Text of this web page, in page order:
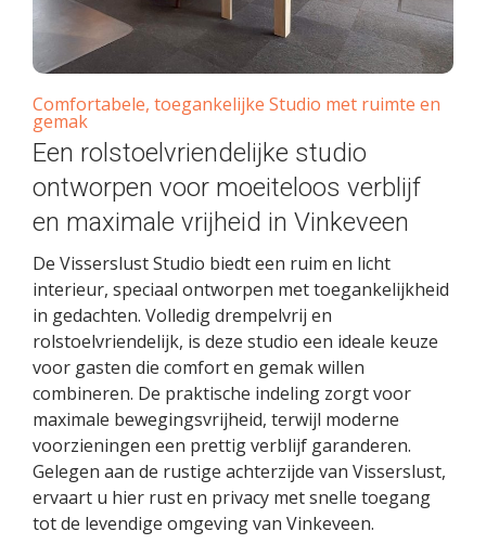
Comfortabele, toegankelijke Studio met ruimte en
gemak
Een rolstoelvriendelijke studio
ontworpen voor moeiteloos verblijf
en maximale vrijheid in Vinkeveen
De Visserslust Studio biedt een ruim en licht
interieur, speciaal ontworpen met toegankelijkheid
in gedachten. Volledig drempelvrij en
rolstoelvriendelijk, is deze studio een ideale keuze
voor gasten die comfort en gemak willen
combineren. De praktische indeling zorgt voor
maximale bewegingsvrijheid, terwijl moderne
voorzieningen een prettig verblijf garanderen.
Gelegen aan de rustige achterzijde van Visserslust,
ervaart u hier rust en privacy met snelle toegang
tot de levendige omgeving van Vinkeveen.